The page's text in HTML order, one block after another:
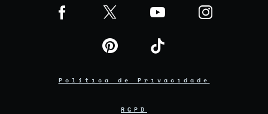
Política de Privacidade
RGPD